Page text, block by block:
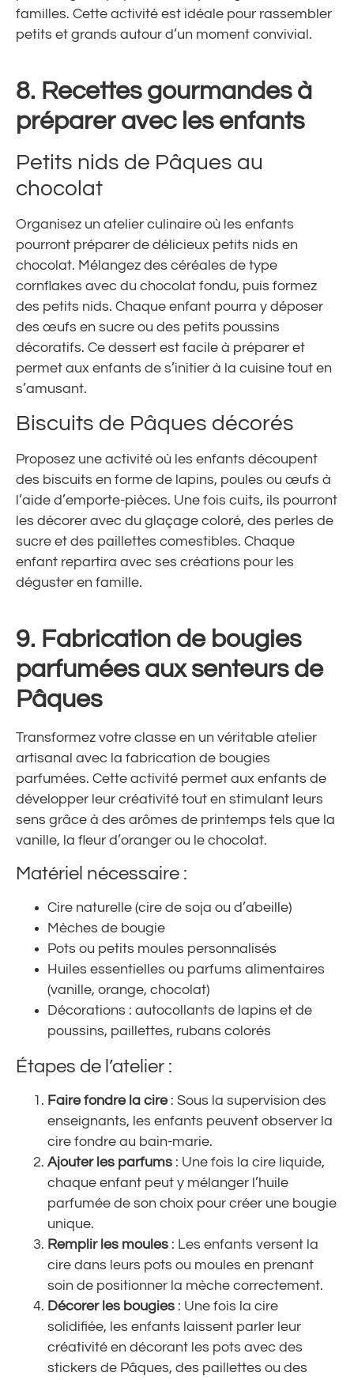
familles. Cette activité est idéale pour rassembler
petits et grands autour d’un moment convivial.
8. Recettes gourmandes à
préparer avec les enfants
Petits nids de Pâques au
chocolat
Organisez un atelier culinaire où les enfants
pourront préparer de délicieux petits nids en
chocolat. Mélangez des céréales de type
cornflakes avec du chocolat fondu, puis formez
des petits nids. Chaque enfant pourra y déposer
des œufs en sucre ou des petits poussins
décoratifs. Ce dessert est facile à préparer et
permet aux enfants de s’initier à la cuisine tout en
s’amusant.
Biscuits de Pâques décorés
Proposez une activité où les enfants découpent
des biscuits en forme de lapins, poules ou œufs à
l’aide d’emporte-pièces. Une fois cuits, ils pourront
les décorer avec du glaçage coloré, des perles de
sucre et des paillettes comestibles. Chaque
enfant repartira avec ses créations pour les
déguster en famille.
9. Fabrication de bougies
parfumées aux senteurs de
Pâques
Transformez votre classe en un véritable atelier
artisanal avec la fabrication de bougies
parfumées. Cette activité permet aux enfants de
développer leur créativité tout en stimulant leurs
sens grâce à des arômes de printemps tels que la
vanille, la fleur d’oranger ou le chocolat.
Matériel nécessaire :
Cire naturelle (cire de soja ou d’abeille)
Mèches de bougie
Pots ou petits moules personnalisés
Huiles essentielles ou parfums alimentaires
(vanille, orange, chocolat)
Décorations : autocollants de lapins et de
poussins, paillettes, rubans colorés
Étapes de l’atelier :
Faire fondre la cire: Sous la supervision des
enseignants, les enfants peuvent observer la
cire fondre au bain-marie.
Ajouter les parfums : Une fois la cire liquide,
chaque enfant peut y mélanger l’huile
parfumée de son choix pour créer une bougie
unique.
Remplir les moules : Les enfants versent la
cire dans leurs pots ou moules en prenant
soin de positionner la mèche correctement.
Décorer les bougies : Une fois la cire
solidifiée, les enfants laissent parler leur
créativité en décorant les pots avec des
stickers de Pâques, des paillettes ou des